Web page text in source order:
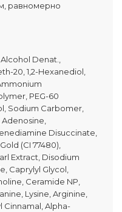
равномерно
Denat.,
20, 1,2-Hexanediol,
PEG-60
Sodium Carbomer,
Disuccinate,
(CI 77480),
Extract, Disodium
Caprylyl Glycol,
Ceramide NP,
Lysine, Arginine,
Cinnamal, Alpha-